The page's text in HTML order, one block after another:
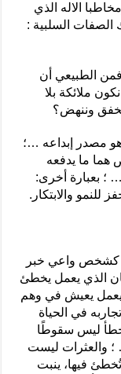
الاله الذي
الصفات السلبية :
الطبيعي أن
ملائكة بلا
وننهض؟
مصدر إبداعه …؛
هما ما يدفعه
؛ بعبارة أخرى:
للنمو والابتكار.
كشخص واعي خبر
الذي يعمل يخطئ
يعمل يعيش في وهم
في الحياة
ليس سقوطًا
؛ والعثرات ليست
فيها، ينبت